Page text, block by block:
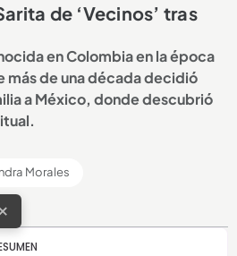
de ‘Vecinos’ tras
en Colombia en la época
más de una década decidió
a México, donde descubrió
Morales